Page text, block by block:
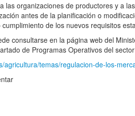
las organizaciones de productores y a
antes de la planificación o
de los nuevos requisitos
consultarse en la página web del
de Programas Operativos del
agricultura/temas/regulacion-de-los-